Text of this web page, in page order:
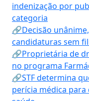
indenização por
categoria
🔗Decisão
candidaturas sem
🔗Proprietária de
no programa
🔗STF determina
perícia médica